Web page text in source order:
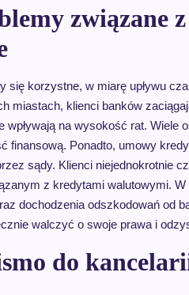
związane
korzystne, w miarę upływu
miastach, klienci banków
na wysokość rat. Wiele
finansową. Ponadto, umowy
sądy. Klienci niejednokrotnie
z kredytami walutowymi.
dochodzenia odszkodowań od
walczyć o swoje prawa i
do